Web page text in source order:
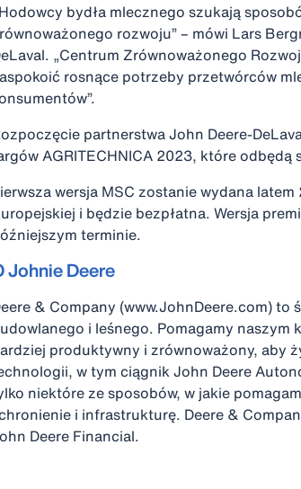
bydła mlecznego szukają
rozwoju” – mówi Lars
„Centrum Zrównoważonego
rosnące potrzeby przetwórców
partnerstwa John Deere-
AGRITECHNICA 2023, które odbędą
wersja MSC zostanie wydana
i będzie bezpłatna. Wersja
terminie.
Johnie Deere
& Company (www.JohnDeere.com)
i leśnego. Pomagamy
produktywny i zrównoważony, aby
w tym ciągnik John Deere
niektóre ze sposobów, w jakie
i infrastrukturę. Deere &
Deere Financial.